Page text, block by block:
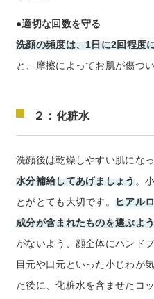
●適切な回数を守る
洗顔の頻度は、1日に2回程度
と、摩擦によってお肌が傷つ
２：化粧水
洗顔後は乾燥しやすい肌にな
水分補給してあげましょう。
とがとても大切です。 ヒアル
成分が含まれたものを選ぶよ
がないよう、顔全体にハンド
目元や口元といった小じわが
た後に、化粧水を含ませたコ